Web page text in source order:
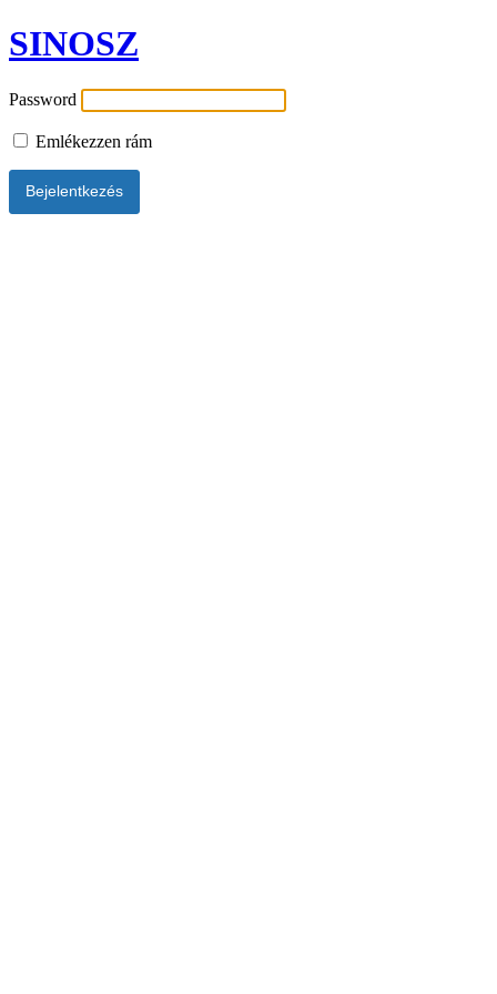
SINOSZ
Password
Emlékezzen rám